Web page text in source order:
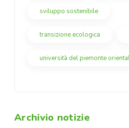
sviluppo sostenibile
transizione ecologica
università del piemonte
Archivio notizie